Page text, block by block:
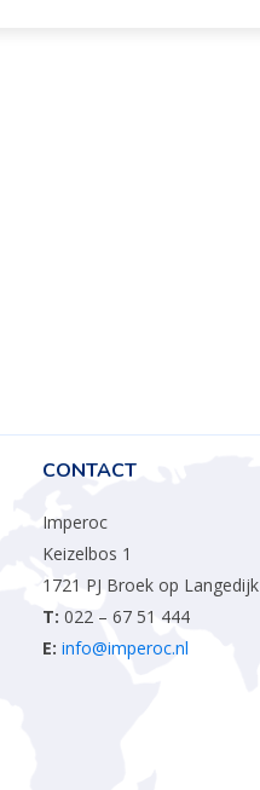
CONTACT
Imperoc
Keizelbos 1
1721 PJ Broek op Langedijk
T: 022 – 67 51 444
E: info@imperoc.nl